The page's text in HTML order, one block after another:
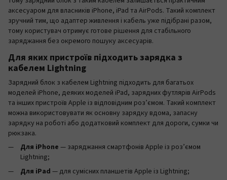
аксесуаром для власників iPhone, iPad та AirPods. Такий комплект
зручний тим, що адаптер живлення і кабель уже підібрані разом,
тому користувач отримує готове рішення для стабільного
заряджання без окремого пошуку аксесуарів.
Для яких пристроїв підходить зарядка з
кабелем Lightning
Зарядний блок з кабелем Lightning підходить для багатьох
моделей iPhone, деяких моделей iPad, зарядних футлярів AirPods
та інших пристроїв Apple із відповідним роз’ємом. Такий комплект
можна використовувати як основну зарядку вдома, запасну
зарядку на роботі або додатковий комплект для дороги, сумки чи
рюкзака.
Для iPhone — заряджання смартфонів Apple із роз’ємом
Lightning;
Для iPad — для сумісних планшетів Apple із Lightning;